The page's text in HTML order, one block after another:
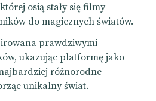
osią stały się filmy
do magicznych światów.
prawdziwymi
ukazując platformę jako
różnorodne
unikalny świat.